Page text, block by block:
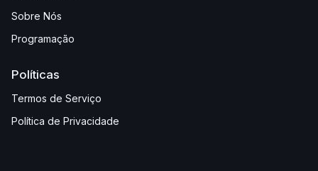
Sobre Nós
Programação
Políticas
Termos de Serviço
Política de Privacidade